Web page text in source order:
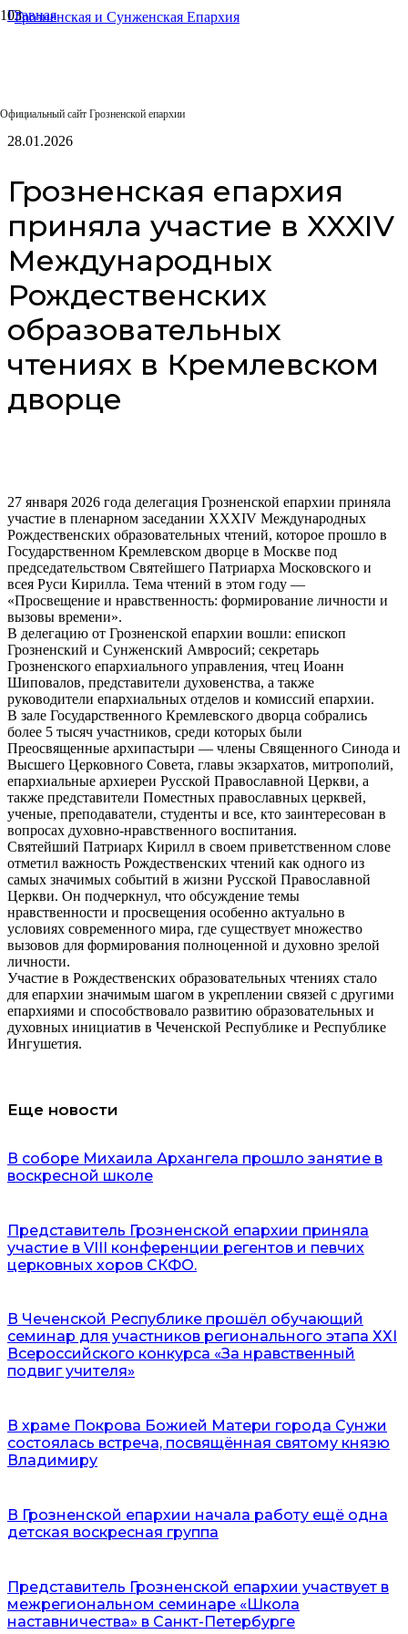
Официальный сайт Грозненской епархии
Главная
28.01.2026
Грозненская епархия
приняла участие в XXXIV
Международных
Рождественских
образовательных
чтениях в Кремлевском
дворце
27 января 2026 года делегация Грозненской епархии приняла
участие в пленарном заседании XXXIV Международных
Рождественских образовательных чтений, которое прошло в
Государственном Кремлевском дворце в Москве под
председательством Святейшего Патриарха Московского и
всея Руси Кирилла. Тема чтений в этом году —
«Просвещение и нравственность: формирование личности и
вызовы времени».
В делегацию от Грозненской епархии вошли: епископ
Грозненский и Сунженский Амвросий; секретарь
Грозненского епархиального управления, чтец Иоанн
Шиповалов, представители духовенства, а также
руководители епархиальных отделов и комиссий епархии.
В зале Государственного Кремлевского дворца собрались
более 5 тысяч участников, среди которых были
Преосвященные архипастыри — члены Священного Синода и
Высшего Церковного Совета, главы экзархатов, митрополий,
епархиальные архиереи Русской Православной Церкви, а
также представители Поместных православных церквей,
ученые, преподаватели, студенты и все, кто заинтересован в
вопросах духовно-нравственного воспитания.
Святейший Патриарх Кирилл в своем приветственном слове
отметил важность Рождественских чтений как одного из
самых значимых событий в жизни Русской Православной
Церкви. Он подчеркнул, что обсуждение темы
нравственности и просвещения особенно актуально в
условиях современного мира, где существует множество
вызовов для формирования полноценной и духовно зрелой
личности.
Участие в Рождественских образовательных чтениях стало
для епархии значимым шагом в укреплении связей с другими
епархиями и способствовало развитию образовательных и
духовных инициатив в Чеченской Республике и Республике
Ингушетия.
Еще новости
В соборе Михаила Архангела прошло занятие в
воскресной школе
Представитель Грозненской епархии приняла
участие в VIII конференции регентов и певчих
церковных хоров СКФО.
В Чеченской Республике прошёл обучающий
семинар для участников регионального этапа ХХІ
Всероссийского конкурса «За нравственный
подвиг учителя»
В храме Покрова Божией Матери города Сунжи
состоялась встреча, посвящённая святому князю
Владимиру
В Грозненской епархии начала работу ещё одна
детская воскресная группа
Представитель Грозненской епархии участвует в
межрегиональном семинаре «Школа
наставничества» в Санкт-Петербурге